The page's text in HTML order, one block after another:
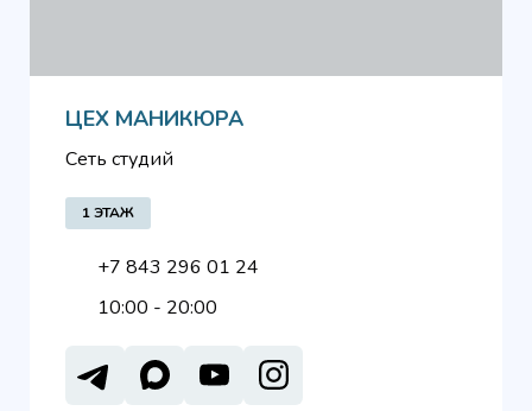
ЦЕХ МАНИКЮРА
Сеть студий
1 ЭТАЖ
+7 843 296 01 24
10:00 - 20:00